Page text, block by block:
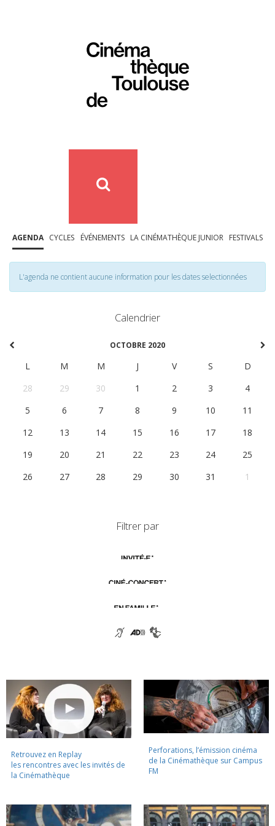
AGENDA CYCLES ÉVÉNEMENTS LA CINÉMATHÈQUE JUNIOR FESTIVALS
L'agenda ne contient aucune information pour les dates selectionnées
Calendrier
OCTOBRE 2020
L M M J V S
D
28
29 30 1 2 3
4
5
6 7 8 9 10
11
12
13 14 15 16 17
18
19
20 21 22 23 24
25
26
27 28 29 30 31 1
Filtrer par
Retrouvez en Replay
les rencontres avec les invités de
la Cinémathèque
Perforations, l’émission cinéma
de la Cinémathèque sur Campus
FM